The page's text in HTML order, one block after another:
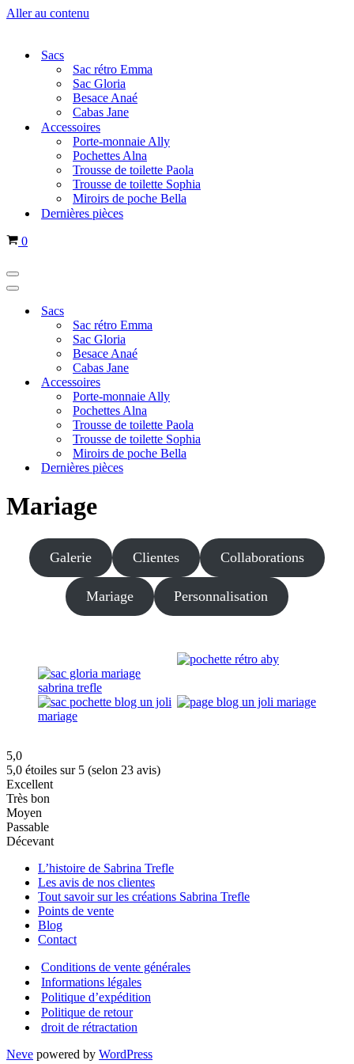
Aller au contenu
Sacs
Sac rétro Emma
Sac Gloria
Besace Anaé
Cabas Jane
Accessoires
Porte-monnaie Ally
Pochettes Alna
Trousse de toilette Paola
Trousse de toilette Sophia
Miroirs de poche Bella
Dernières pièces
Panier
0
Menu
de
Menu
navigation
Sacs
Sac rétro Emma
Sac Gloria
Besace Anaé
Cabas Jane
Accessoires
Porte-monnaie Ally
Pochettes Alna
Trousse de toilette Paola
Trousse de toilette Sophia
Miroirs de poche Bella
Dernières pièces
Mariage
Galerie Clientes Collaborations
Mariage Personnalisation
5,0
5,0 étoiles sur 5 (selon 23 avis)
Excellent
Très bon
Moyen
Passable
Décevant
L’histoire de Sabrina Trefle
Les avis de nos clientes
Tout savoir sur les créations Sabrina Trefle
Points de vente
Blog
Contact
Conditions de vente générales
Informations légales
Politique d’expédition
Politique de retour
droit de rétractation
Neve powered by WordPress